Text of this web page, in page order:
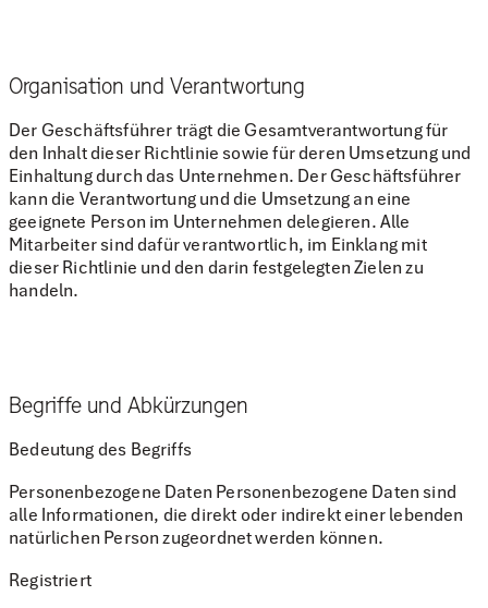
Organisation und Verantwortung
Der Geschäftsführer trägt die Gesamtverantwortung für
den Inhalt dieser Richtlinie sowie für deren Umsetzung und
Einhaltung durch das Unternehmen. Der Geschäftsführer
kann die Verantwortung und die Umsetzung an eine
geeignete Person im Unternehmen delegieren. Alle
Mitarbeiter sind dafür verantwortlich, im Einklang mit
dieser Richtlinie und den darin festgelegten Zielen zu
handeln.
Begriffe und Abkürzungen
Bedeutung des Begriffs
Personenbezogene Daten Personenbezogene Daten sind
alle Informationen, die direkt oder indirekt einer lebenden
natürlichen Person zugeordnet werden können.
Registriert